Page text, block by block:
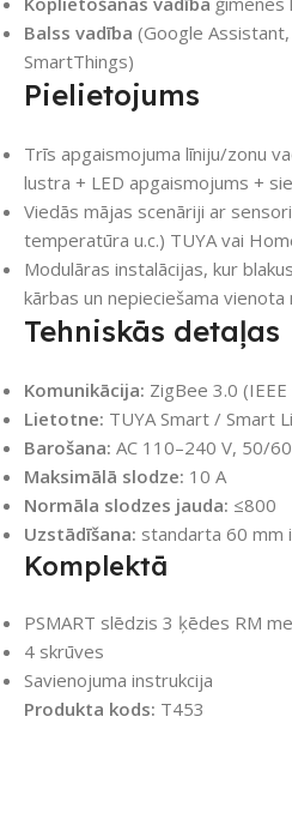
Balss vadība (Google
SmartThings)
Pielietojums
Trīs apgaismojuma līniju/zonu
lustra + LED apgaismojums +
Viedās mājas scenāriji ar
temperatūra u.c.) TUYA vai
Modulāras instalācijas, kur
kārbas un nepieciešama
Tehniskās detaļas
Komunikācija: ZigBee 3.0
Lietotne: TUYA Smart / Smart
Barošana: AC 110–240 V, 50/
Maksimālā slodze: 10 A
Normāla slodzes jauda: ≤800
Uzstādīšana: standarta 60 mm
Komplektā
PSMART slēdzis 3 ķēdes RM
4 skrūves
Savienojuma instrukcija
Produkta kods: T453